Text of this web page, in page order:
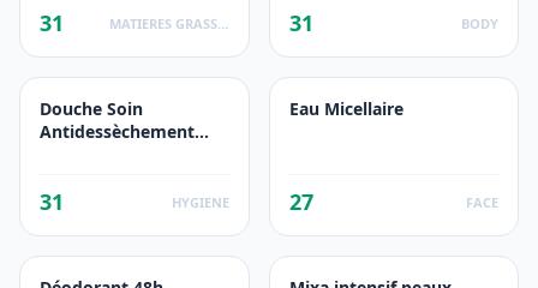
31 31 BODY
Douche Soin
Antidessèchement
31 HYGIENE
Eau Micellaire
27 FACE